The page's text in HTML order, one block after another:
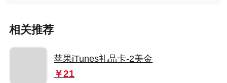
相关推荐
苹果iTunes礼品卡-2美金
￥21